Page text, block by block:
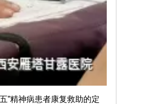
”精神病患者康复救助的定